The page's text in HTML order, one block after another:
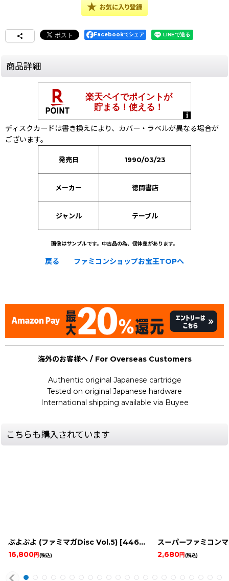
Facebookでシェア
商品詳細
ディスクカードは書き換えにより、カバー・ラベルが異なる場合が
ございます。
発売日 1990/03/23
メーカー 徳間書店
ジャンル テーブル
画像はサンプルです。中古品の為、個体差があります。
戻る ファミコンショップお宝王TOPへ
海外のお客様へ / For Overseas Customers
Authentic original Japanese cartridge
Tested on original Japanese hardware
International shipping available via Buyee
こちらも購入されています
ぷよぷよ (ファミマガDisc Vol.5) [4467-puyo-famicom-diskmanual
16,800円(税込)
スーパーファミコン
2,680円(税込)